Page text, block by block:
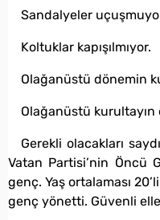
Sandalyeler
Koltuklar kapışılmıyor.
Olağanüstü dönemin
Olağanüstü
Gerekli olacakları
Vatan Partisi’nin Öncü
genç. Yaş ortalaması
genç yönetti. Güvenli